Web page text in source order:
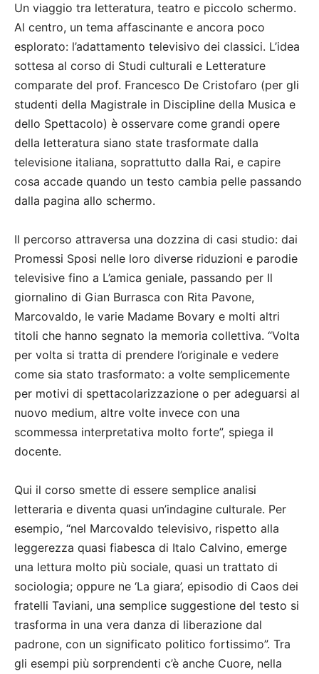
Un viaggio tra letteratura, teatro e piccolo schermo.
Al centro, un tema affascinante e ancora poco
esplorato: l’adattamento televisivo dei classici. L’idea
sottesa al corso di Studi culturali e Letterature
comparate del prof. Francesco De Cristofaro (per gli
studenti della Magistrale in Discipline della Musica e
dello Spettacolo) è osservare come grandi opere
della letteratura siano state trasformate dalla
televisione italiana, soprattutto dalla Rai, e capire
cosa accade quando un testo cambia pelle passando
dalla pagina allo schermo.
Il percorso attraversa una dozzina di casi studio: dai
Promessi Sposi nelle loro diverse riduzioni e parodie
televisive fino a L’amica geniale, passando per Il
giornalino di Gian Burrasca con Rita Pavone,
Marcovaldo, le varie Madame Bovary e molti altri
titoli che hanno segnato la memoria collettiva. “Volta
per volta si tratta di prendere l’originale e vedere
come sia stato trasformato: a volte semplicemente
per motivi di spettacolarizzazione o per adeguarsi al
nuovo medium, altre volte invece con una
scommessa interpretativa molto forte”, spiega il
docente.
Qui il corso smette di essere semplice analisi
letteraria e diventa quasi un’indagine culturale. Per
esempio, “nel Marcovaldo televisivo, rispetto alla
leggerezza quasi fiabesca di Italo Calvino, emerge
una lettura molto più sociale, quasi un trattato di
sociologia; oppure ne ‘La giara’, episodio di Caos dei
fratelli Taviani, una semplice suggestione del testo si
trasforma in una vera danza di liberazione dal
padrone, con un significato politico fortissimo”. Tra
gli esempi più sorprendenti c’è anche Cuore, nella